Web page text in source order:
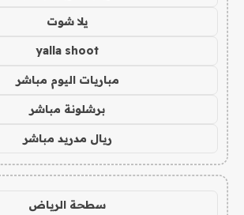
يلا شوت
yalla shoot
مباريات اليوم مباشر
برشلونة مباشر
ريال مدريد مباشر
سطحة الرياض